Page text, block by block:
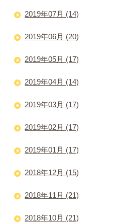
2019年07月 (14)
2019年06月 (20)
2019年05月 (17)
2019年04月 (14)
2019年03月 (17)
2019年02月 (17)
2019年01月 (17)
2018年12月 (15)
2018年11月 (21)
2018年10月 (21)